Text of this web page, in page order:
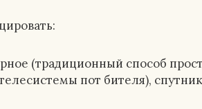
(традиционный способ
пот бителя),